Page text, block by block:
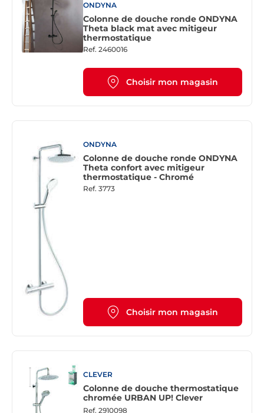
ONDYNA
Colonne de douche ronde ONDYNA
Theta black mat avec mitigeur
thermostatique
Ref. 2460016
Choisir mon magasin
ONDYNA
Colonne de douche ronde ONDYNA
Theta confort avec mitigeur
thermostatique - Chromé
Ref. 3773
Choisir mon magasin
CLEVER
Colonne de douche thermostatique
chromée URBAN UP! Clever
Ref. 2910098